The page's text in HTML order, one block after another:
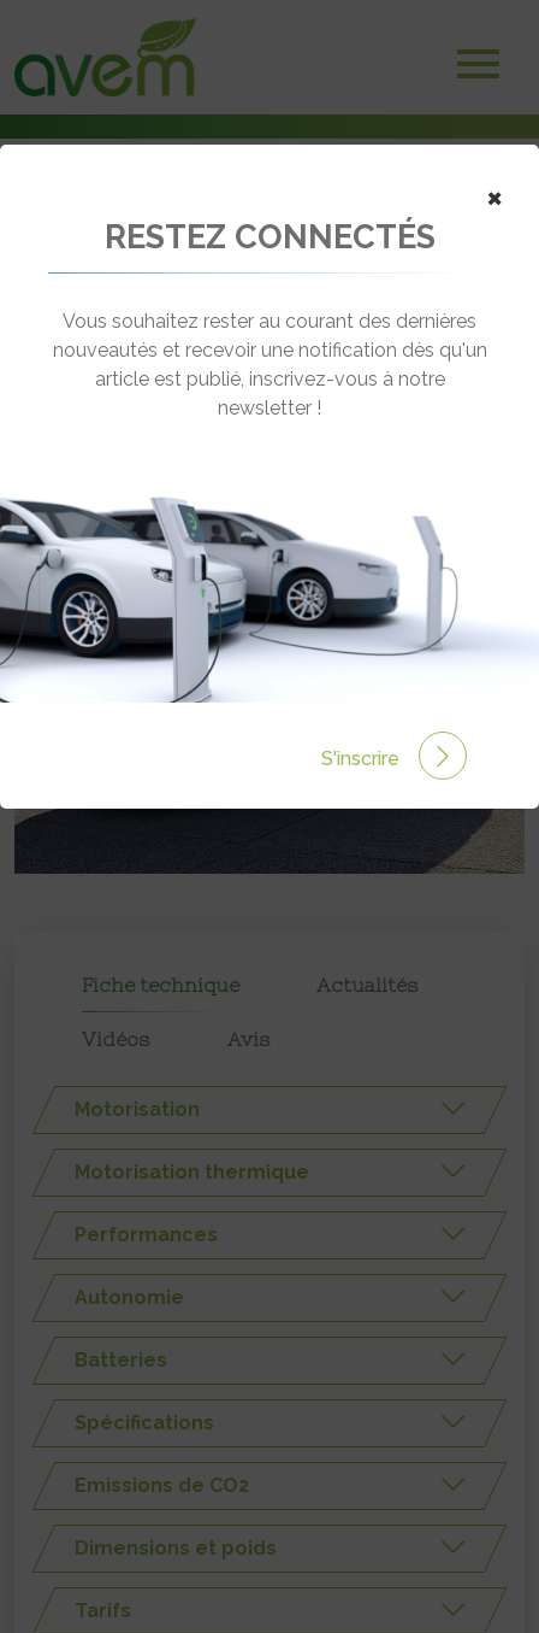
Voitures électriques
KIA XCEED SW HR
[wppr_avg_rating id="41457"]
Prix :€
Fiche technique Actualités
Vidéos Avis
Motorisation
Motorisation thermique
Performances
Autonomie
Batteries
Spécifications
Emissions de CO2
Dimensions et poids
Tarifs
×
RESTEZ CONNECTÉS
Vous souhaitez rester au courant des dernières
nouveautés et recevoir une notification dès qu'un
article est publié, inscrivez-vous à notre
newsletter !
S'inscrire